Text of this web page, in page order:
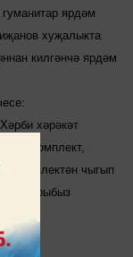
ярдәм
хуҗалыкта
килгәнчә ярдәм
хәрәкәт
комплект,
күзлектән чыгып